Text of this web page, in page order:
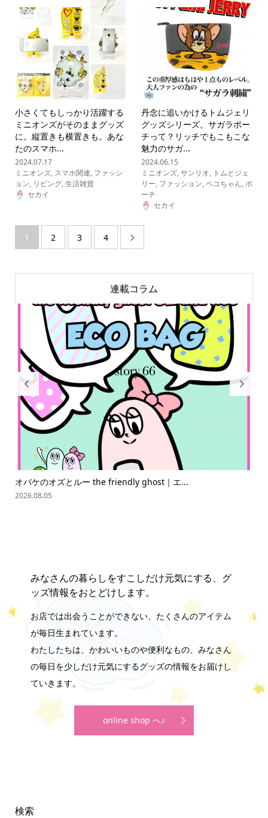
小さくてもしっかり活躍する
ミニオンズがそのままグッズ
に。縦置きも横置きも。あな
たのスマホ...
2024.07.17
ミニオンズ, スマホ関連, ファッシ
ョン, リビング,生活雑貨
セカイ
丹念に追いかけるトムジェリ
グッズシリーズ。サガラポー
チって？リッチでもこもこな
魅力のサガ...
2024.06.15
ミニオンズ,サンリオ, トムとジェ
リー, ファッション,ペコちゃん,ポ
ーチ
セカイ
1 2 3 4 
連載コラム

「慈姑」って読める？ ★★★★☆ スピリチュアリちゃんの
難読...

みなさんの暮らしをすこしだけ元気にする、グ
お店では出会うことができない、たくさんのアイテム
わたしたちは、かわいいものや便利なもの、みなさん